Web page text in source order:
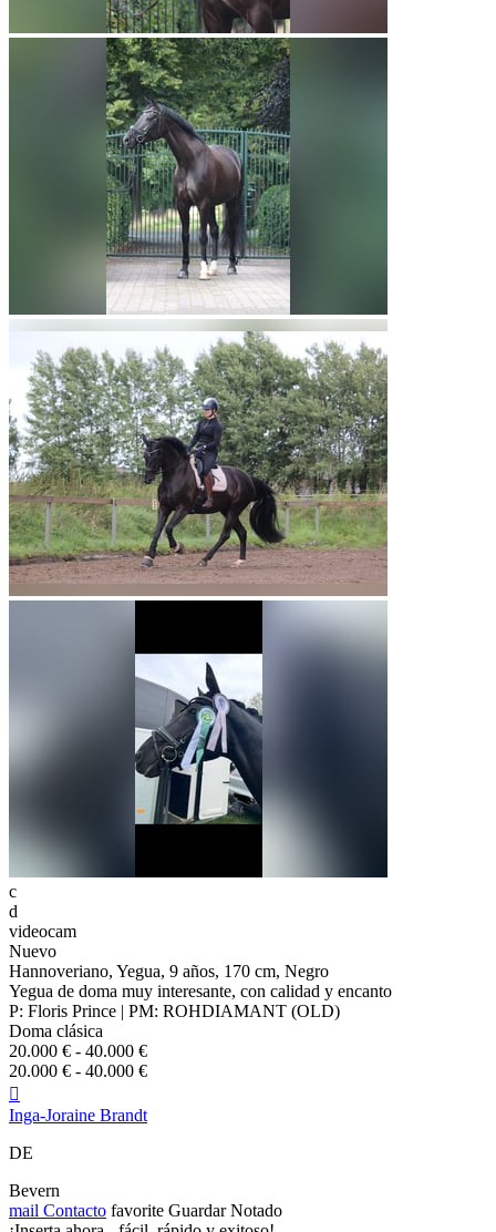
c
d
videocam
Nuevo
Hannoveriano, Yegua, 9 años, 170 cm, Negro
Yegua de doma muy interesante, con calidad y encanto
P: Floris Prince | PM: ROHDIAMANT (OLD)
Doma clásica
20.000 € - 40.000 €
20.000 € - 40.000 €

Inga-Joraine Brandt
DE
Bevern
mail Contacto favorite Guardar Notado